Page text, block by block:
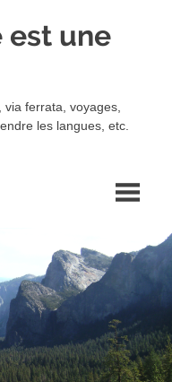
est une
via ferrata, voyages,
les langues, etc.